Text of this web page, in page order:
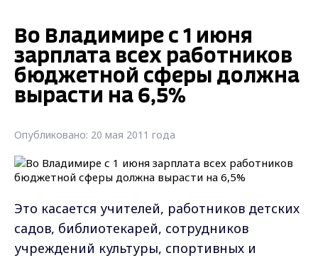
Во Владимире с 1 июня
зарплата всех работников
бюджетной сферы должна
вырасти на 6,5%
Опубликовано: 20 мая 2011 года
Это касается учителей, работников детских
садов, библиотекарей, сотрудников
учреждений культуры, спортивных и